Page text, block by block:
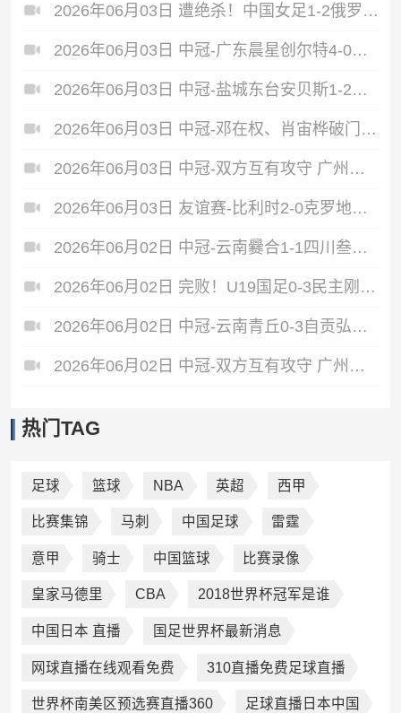
2026年06月03日 遭绝杀！中国女足1-2俄罗斯女足 王霜世界波难救主对手86分钟破门
2026年06月03日 中冠-广东晨星创尔特4-0赣州红星 罗凯梅开二度
2026年06月03日 中冠-盐城东台安贝斯1-2广州黄埔志诚 李启涛梅开二度
2026年06月03日 中冠-邓在权、肖宙桦破门 中国澳门U23 1-2 五华华京
2026年06月03日 中冠-双方互有攻守 广州联增城澳体0-0泰州早茶黑马
2026年06月03日 友谊赛-比利时2-0克罗地亚 蒂莱曼斯推射破门卢卡库单刀建功
2026年06月02日 中冠-云南爨合1-1四川叁壹捌重龙 余杰迪头球绝平
2026年06月02日 完败！U19国足0-3民主刚果U23 依合散黄油手U19国足0射门0角球
2026年06月02日 中冠-云南青丘0-3自贡弘祥电碳 李卓阳、杜威薇破门
2026年06月02日 中冠-双方互有攻守 广州悦高0-0重庆长寿润麒
热门TAG
足球 篮球 NBA 英超 西甲
比赛集锦 马刺 中国足球 雷霆
意甲 骑士 中国篮球 比赛录像
皇家马德里 CBA 2018世界杯冠军是谁
中国日本 直播 国足世界杯最新消息
网球直播在线观看免费 310直播免费足球直播
世界杯南美区预选赛直播360 足球直播日本中国